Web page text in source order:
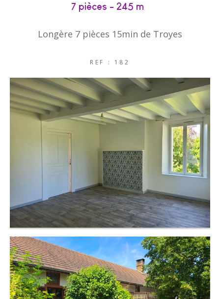
7 pièces - 245 m²
Longère 7 pièces 15min de Troyes
REF : 182